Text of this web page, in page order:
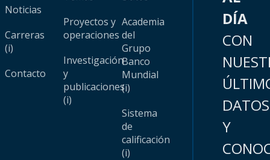
Noticias
Carreras
(i)
Contacto
Proyectos y
operaciones
Investigación
y
publicaciones
(i)
Academia
del
Grupo
Banco
Mundial
(i)
Sistema
de
calificación
(i)
DÍA
CON
DATOS
Y